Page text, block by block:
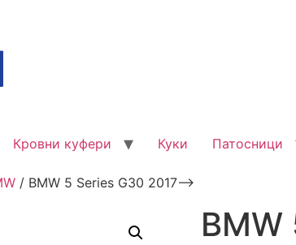
Кровни куфери Куки Патосници
/ BMW 5 Series G30 2017–>
BMW